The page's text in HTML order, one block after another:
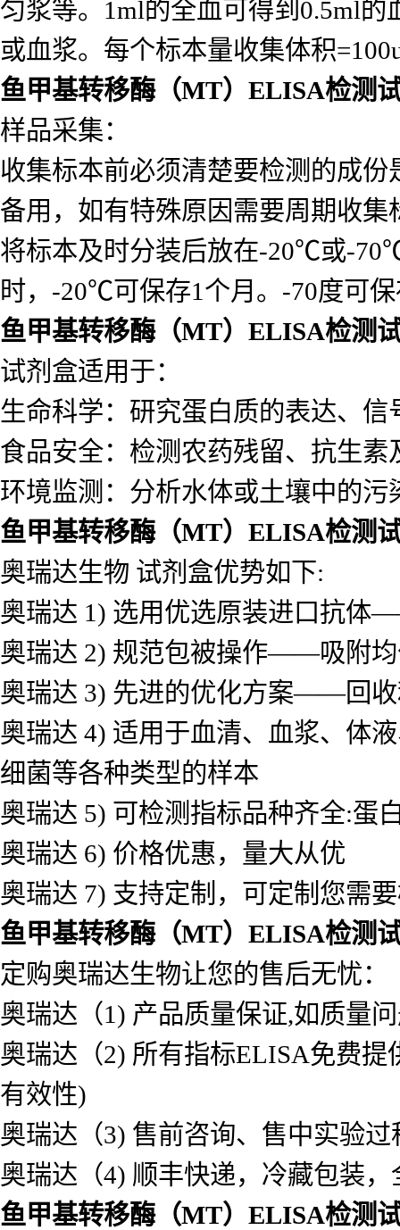
匀浆等。1ml的全血可得到0.5ml的
或血浆。每个标本量收集体积
鱼甲基转移酶（MT）ELISA检测
样品采集：
收集标本前必须清楚要检测的成
备用，如有特殊原因需要周期收集
将标本及时分装后放在-20℃或-
时，-20℃可保存1个月。-70度可
鱼甲基转移酶（MT）ELISA检测
试剂盒适用于：
生命科学：研究蛋白质的表达、信
食品安全：检测农药残留、抗生素
环境监测：分析水体或土壤中的
鱼甲基转移酶（MT）ELISA检测
奥瑞达生物 试剂盒优势如下:
奥瑞达 1) 选用优选原装进口抗
奥瑞达 2) 规范包被操作——吸附
奥瑞达 3) 先进的优化方案——回
奥瑞达 4) 适用于血清、血浆、体
细菌等各种类型的样本
奥瑞达 5) 可检测指标品种齐全:蛋
奥瑞达 6) 价格优惠，量大从优
奥瑞达 7) 支持定制，可定制您需
鱼甲基转移酶（MT）ELISA检测
定购奥瑞达生物让您的售后无忧：
奥瑞达（1) 产品质量保证,如质量
奥瑞达（2) 所有指标ELISA免费
有效性)
奥瑞达（3) 售前咨询、售中实验
奥瑞达（4) 顺丰快递，冷藏包装，
鱼甲基转移酶（MT）ELISA检测